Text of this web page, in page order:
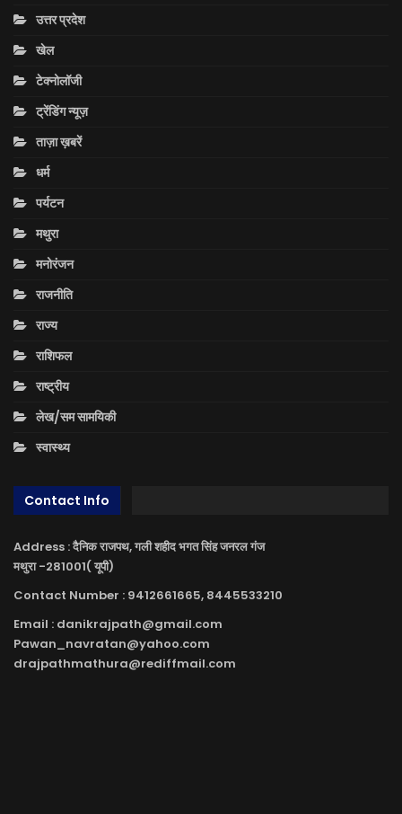
उत्तर प्रदेश
खेल
टेक्नोलॉजी
ट्रेंडिंग न्यूज़
ताज़ा ख़बरें
धर्म
पर्यटन
मथुरा
मनोरंजन
राजनीति
राज्य
राशिफल
राष्ट्रीय
लेख/सम सामयिकी
स्वास्थ्य
Contact Info
Address : दैनिक राजपथ, गली शहीद भगत सिंह जनरल गंज
मथुरा -281001( यूपी)
Contact Number : 9412661665, 8445533210
Email : danikrajpath@gmail.com
Pawan_navratan@yahoo.com
drajpathmathura@rediffmail.com